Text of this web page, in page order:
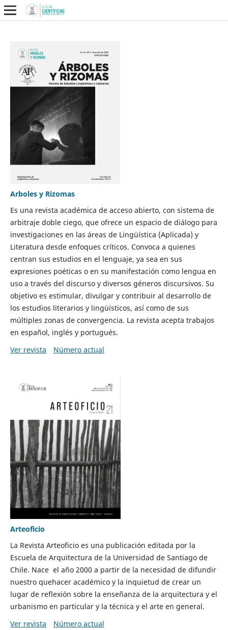
Arboles y Rizomas
Es una revista académica de acceso abierto, con sistema de
arbitraje doble ciego, que ofrece un espacio de diálogo para
investigaciones en las áreas de Lingüística (Aplicada) y
Literatura desde enfoques críticos. Convoca a quienes
centran sus estudios en el lenguaje, ya sea en sus
expresiones poéticas o en su manifestación como lengua en
uso a través del discurso y diversos géneros discursivos. Su
objetivo es estimular, divulgar y contribuir al desarrollo de
los estudios literarios y lingüísticos, así como de sus
múltiples zonas de convergencia. La revista acepta trabajos
en español, inglés y portugués.
Ver revista
Número actual
Arteoficio
La Revista Arteoficio es una publicación editada por la
Escuela de Arquitectura de la Universidad de Santiago de
Chile. Nace el año 2000 a partir de la necesidad de difundir
nuestro quehacer académico y la inquietud de crear un
lugar de reflexión sobre la enseñanza de la arquitectura y el
urbanismo en particular y la técnica y el arte en general.
Ver revista
Número actual